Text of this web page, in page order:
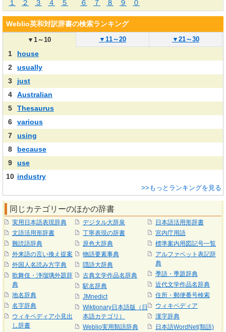
１ ２ ３ ４ ５ ６ ７ ８ ９ ０
Weblio英和対訳辞書の検索ランキング
▼1～10 ▼ 11～20 ▼ 21～30
1
house
2
usually
3
just
4
Australian
5
Thesaurus
6
various
7
using
8
because
9
use
10 industry
>>もっとランキングを見る
同じカテゴリーのほかの辞書
実用日本語表現辞典
文語活用形辞書
難読語辞典
外来語の言い換え提案
外国人名読み方字典
歌舞伎・浄瑠璃外題辞
典
地名辞典
名字辞典
ウィキペディア小見出
し辞書
デジタル大辞泉
丁寧表現の辞書
原色大辞典
物語要素事典
隠語大辞典
古典文学作品名辞典
駅名辞典
JMnedict
Wiktionary日本語版（日
本語カテゴリ）
Weblio実用類語辞典
日本語活用形辞書
宮内庁用語
標準案内用図記号一覧
アルファベット表記辞
典
季語・季題辞典
近代文学作品名辞典
住所・郵便番号検索
ウィキペディア
漢字辞典
日本語WordNet(類語)